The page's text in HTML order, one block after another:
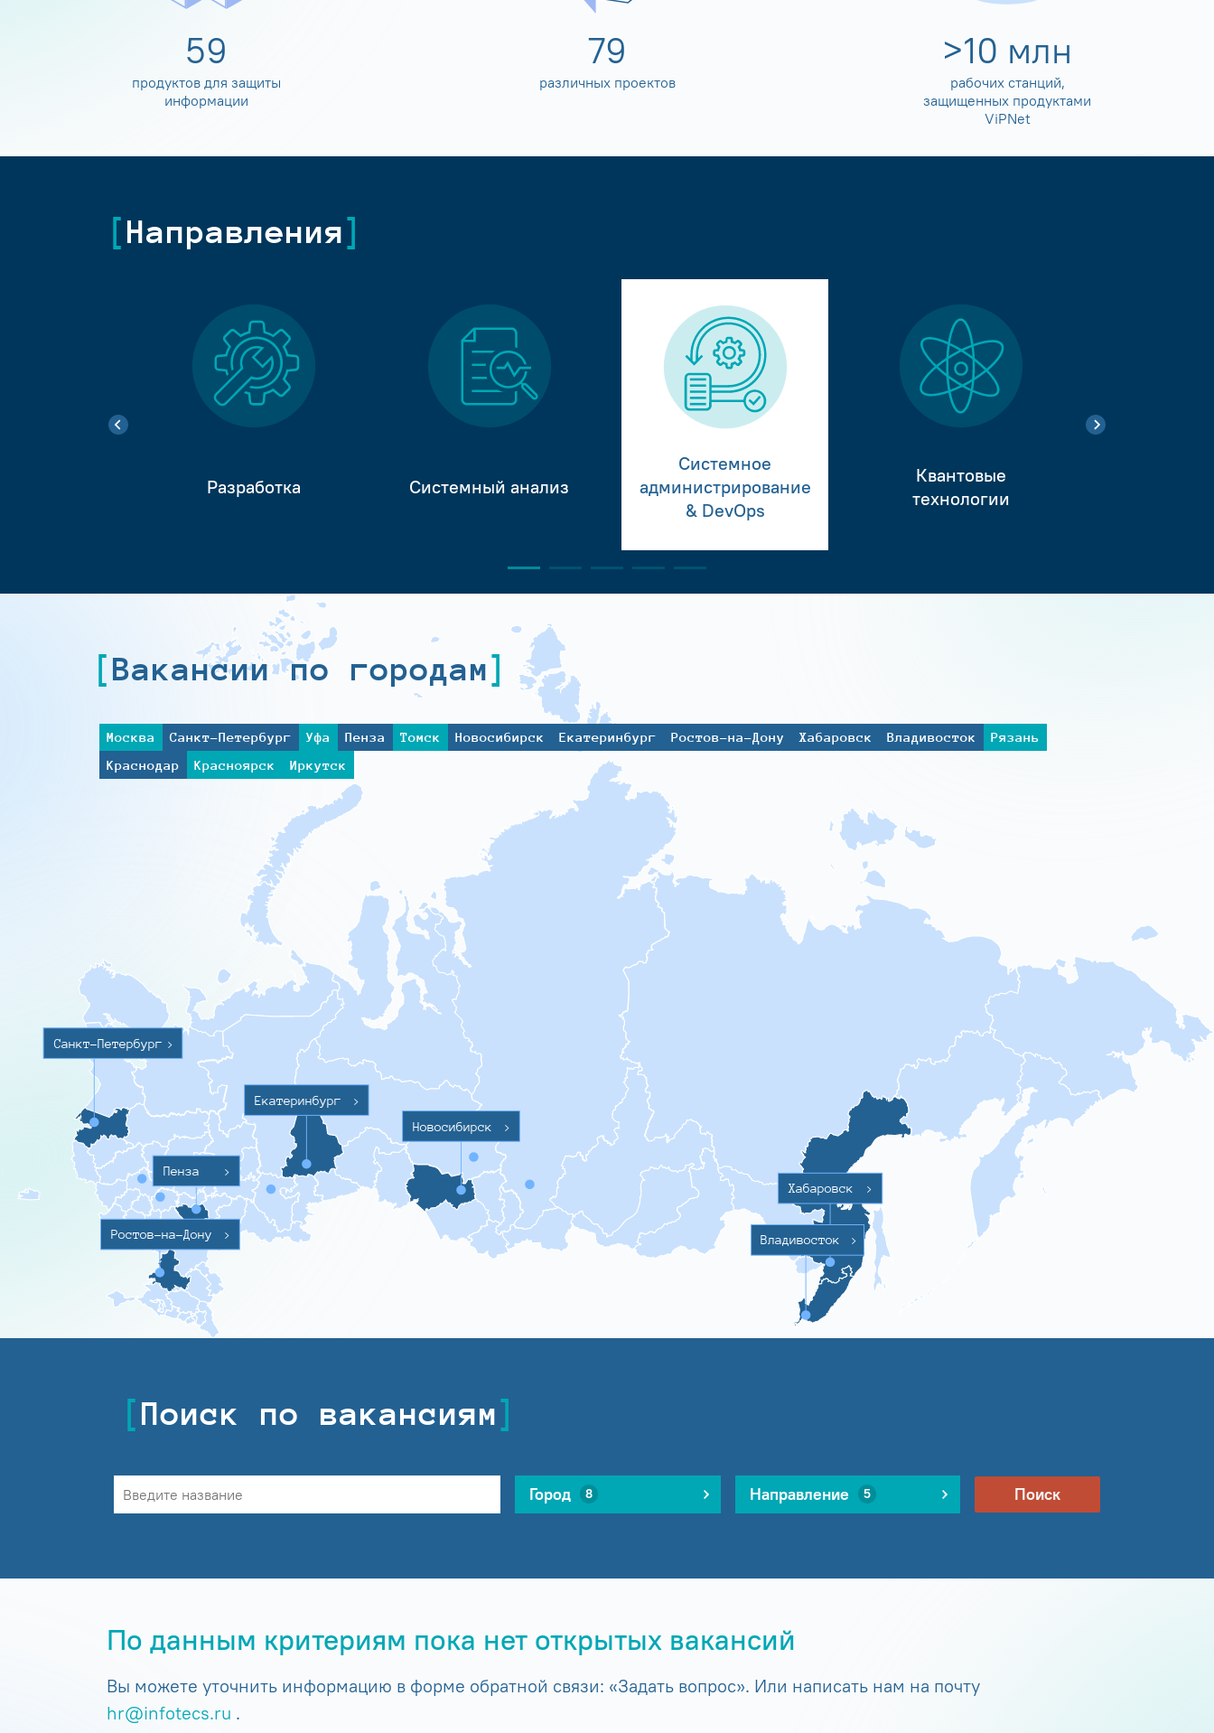
60
продуктов для защиты
информации
80
различных проектов
>10 млн
рабочих станций,
защищенных продуктами
ViPNet
Направления
Разработка Системный анализ
Системное
администрирование
& DevOps
Квантовые
технологии
Вакансии по городам
Москва Санкт-Петербург Уфа Пенза Томск Новосибирск Екатеринбург Ростов-на-Дону Хабаровск Владивосток
Рязань
Краснодар
Красноярск Иркутск
Санкт-Петербург >
Ростов-на-Дону >
Пенза >
Екатеринбург
>
Новосибирск
>
Хабаровск >
Владивосток >
Поиск по вакансиям
Город 8 Направление 5 Поиск
По данным критериям пока нет открытых вакансий
Вы можете уточнить информацию в форме обратной связи: «Задать вопрос». Или написать нам на почту
hr@infotecs.ru .